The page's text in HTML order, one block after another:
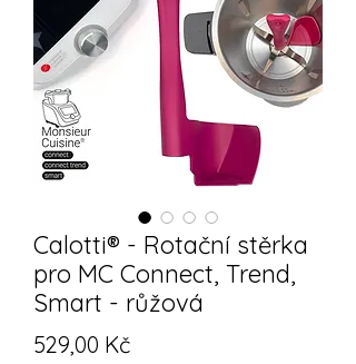
Calotti® - Rotační stěrka
pro MC Connect, Trend,
Smart - růžová
529,00 KčCena